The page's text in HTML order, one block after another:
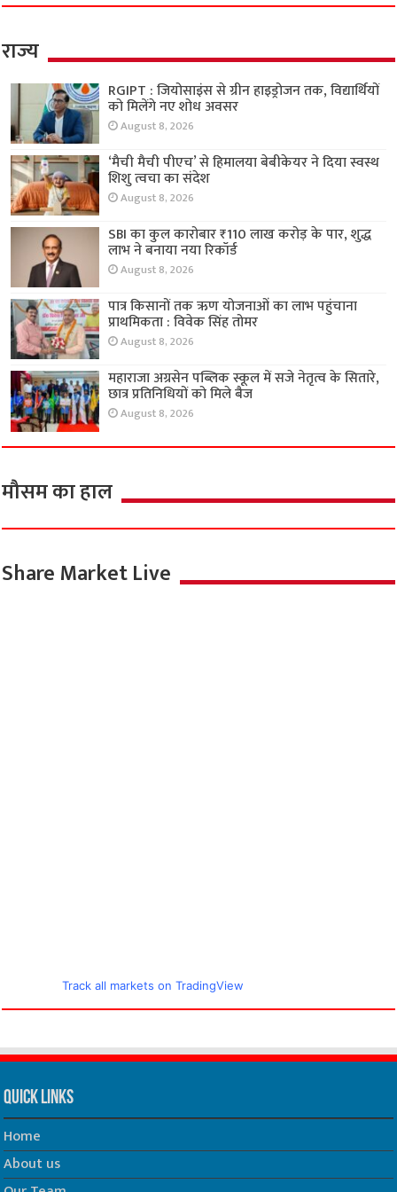
राज्य
RGIPT : जियोसाइंस से ग्रीन हाइड्रोजन तक, विद्यार्थियों
को मिलेंगे नए शोध अवसर
August 8, 2026
‘मैची मैची पीएच’ से हिमालया बेबीकेयर ने दिया स्वस्थ
शिशु त्वचा का संदेश
August 8, 2026
SBI का कुल कारोबार ₹110 लाख करोड़ के पार, शुद्ध
लाभ ने बनाया नया रिकॉर्ड
August 8, 2026
पात्र किसानों तक ऋण योजनाओं का लाभ पहुंचाना
प्राथमिकता : विवेक सिंह तोमर
August 8, 2026
महाराजा अग्रसेन पब्लिक स्कूल में सजे नेतृत्व के सितारे,
छात्र प्रतिनिधियों को मिले बैज
August 8, 2026
मौसम का हाल
Share Market Live
Track all markets on TradingView
Quick Links
Home
About us